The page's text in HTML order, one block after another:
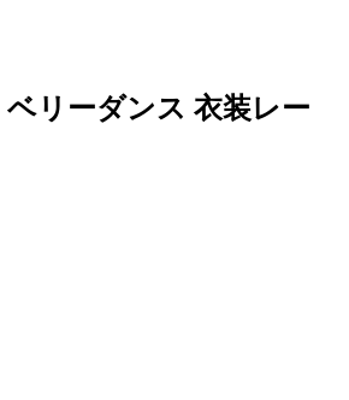
リーダンス 衣装レー